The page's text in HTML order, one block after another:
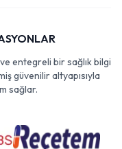
entegreli bir sağlık bilgi
güvenilir altyapısıyla
sağlar.